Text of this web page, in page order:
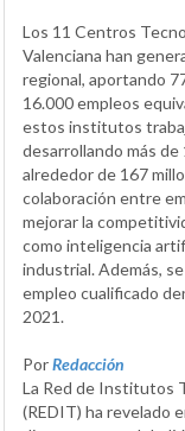
Los 11 Centros
Valenciana han
regional, aportando
16.000 empleos
estos institutos
desarrollando más
alrededor de 167
colaboración entre
mejorar la
como inteligencia
industrial. Además,
empleo cualificado
2021.
PorRedacción
La Red de Institutos
(REDIT) ha revelado